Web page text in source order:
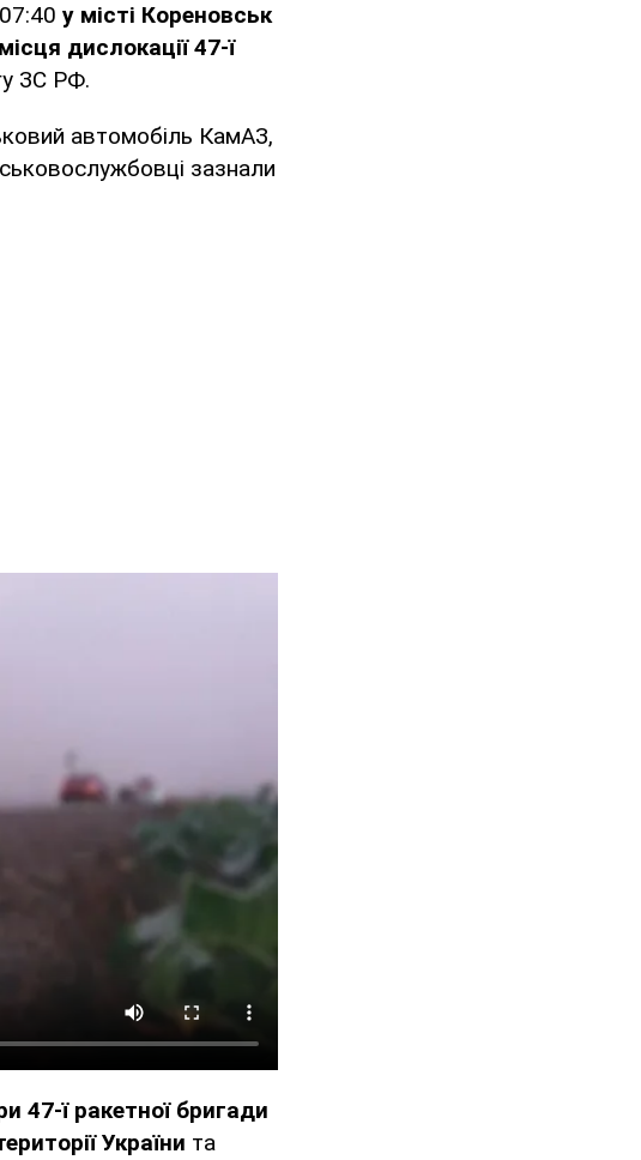
у місті Кореновськ
дислокації 47-ї
ЗС РФ.
автомобіль КамАЗ,
зазнали
47-ї ракетної бригади
України та